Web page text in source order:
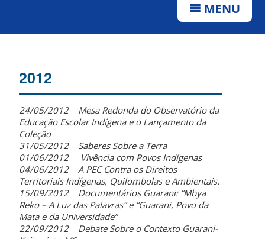
MENU
2012
24/05/2012 Mesa Redonda do Observatório da
Educação Escolar Indígena e o Lançamento da
Coleção
31/05/2012 Saberes Sobre a Terra
01/06/2012 Vivência com Povos Indígenas
04/06/2012 A PEC Contra os Direitos
Territoriais Indígenas, Quilombolas e Ambientais.
15/09/2012 Documentários Guarani: “Mbya
Reko – A Luz das Palavras” e “Guarani, Povo da
Mata e da Universidade”
22/09/2012 Debate Sobre o Contexto Guarani-